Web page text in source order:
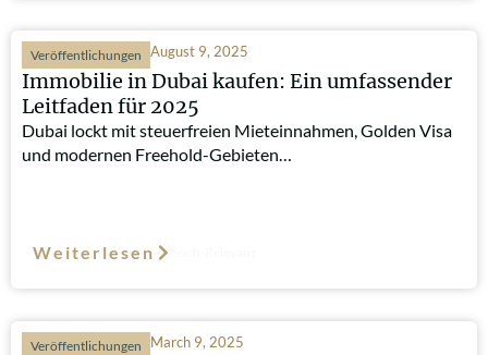
Veröffentlichungen August 9, 2025
Immobilie in Dubai kaufen: Ein umfassender
Leitfaden für 2025
Dubai lockt mit steuerfreien Mieteinnahmen, Golden Visa
und modernen Freehold-Gebieten…
Weiterlesen
Veröffentlichungen March 9, 2025